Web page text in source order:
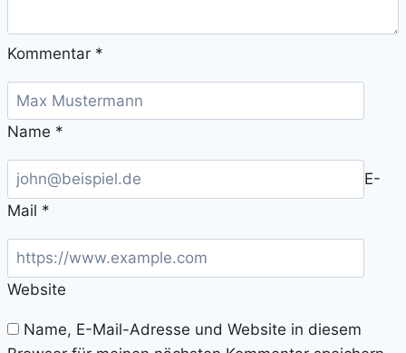
Kommentar *
Name *
E-
Mail *
Website
Name, E-Mail-Adresse und Website in diesem